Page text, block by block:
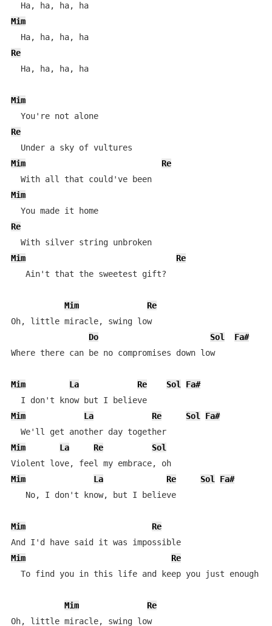
  Ha, ha, ha, ha
Mim
  Ha, ha, ha, ha
Re
  Ha, ha, ha, ha
Mim
  You're not alone
Re
Mim
Re
  With all that could've been
Mim
  You made it home
Re
  With silver string unbroken
Mim
Re
   Ain't that the sweetest gift?
Mim
Re
Oh, little miracle, swing low
Do
Sol
Fa#
Where there can be no compromises down low
Mim La Re Sol
Fa#
  I don't know but I believe
Mim
La Re Sol
Fa#
  We'll get another day together
Mim
La Re
Sol
Violent love, feel my embrace, oh
Mim
La Re Sol
Fa#
   No, I don't know, but I believe
Mim
Re
And I'd have said it was impossible
Mim
Re
  To find you in this life and keep you just enough
Mim
Re
Oh, little miracle, swing low